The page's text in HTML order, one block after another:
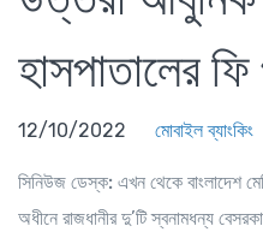
হাসপাতালের ফি
12/10/2022 মোবাইল ব্যাংকিং
সিনিউজ ডেস্ক: এখন থেকে বাংলাদেশ
অধীনে রাজধানীর দু’টি স্বনামধন্য